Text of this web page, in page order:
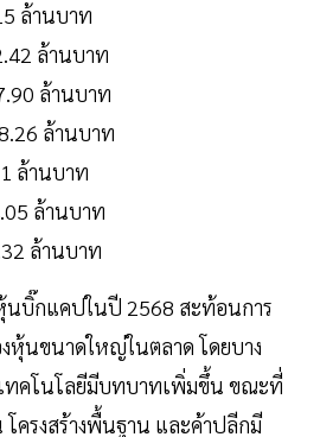
ล้านบาท
ล้านบาท
ล้านบาท
ล้านบาท
ล้านบาท
ล้านบาท
ล้านบาท
นบิ๊กแคปในปี 2568 สะท้อนการ
นขนาดใหญ่ในตลาด โดยบาง
ทคโนโลยีมีบทบาทเพิ่มขึ้น ขณะที่
ครงสร้างพื้นฐาน และค้าปลีกมี